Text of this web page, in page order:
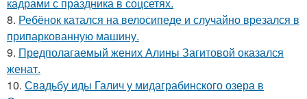
8. Ребёнок катался на велосипеде и случайно врезался в
припаркованную машину.
9. Предполагаемый жених Алины Загитовой оказался
женат.
10. Свадьбу иды Галич у мидаграбинского озера в